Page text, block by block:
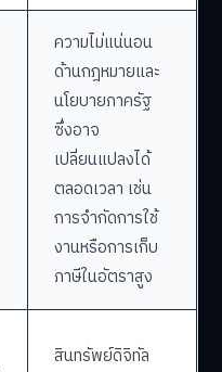
ความไม่แน่นอน
ด้านกฎหมายและ
นโยบายภาครัฐ
ซึ่งอาจ
เปลี่ยนแปลงได้
ตลอดเวลา เช่น
การจำกัดการใช้
งานหรือการเก็บ
ภาษีในอัตราสูง
สินทรัพย์ดิจิทัล